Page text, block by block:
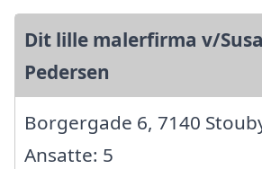
Dit lille malerfirma v/
Pedersen
Borgergade 6, 7140
Ansatte: 5